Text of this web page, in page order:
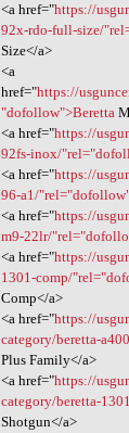
<a href="https://
92x-rdo-full-size/
Size</a>
<a
href="https://
"dofollow">Beretta
<a href="https://
92fs-inox/
<a href="https://
96-a1/
<a href="https://
m9-22lr/
<a href="https://
1301-comp/
Comp</a>
<a href="https://
category/beretta-
Plus Family</a>
<a href="https://
category/beretta-
Shotgun</a>